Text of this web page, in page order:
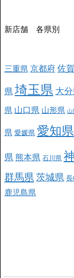
新店舗 各県別
三重県京都府佐
県 埼玉県 大
県 山口県 山形県 山
県 愛媛県 愛知県
県 熊本県 石川県
群馬県茨城県
鹿児島県